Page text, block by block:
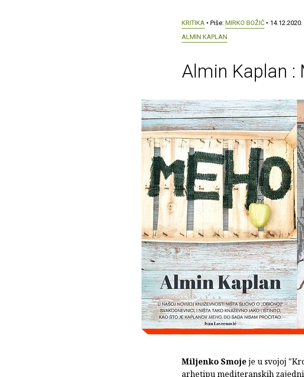
KRITIKA • Piše: MIRKO BOŽIĆ • 14.12.2020.
ALMIN KAPLAN
Almin Kaplan :
Miljenko Smojeje u svojoj
arhetipu mediteranskih